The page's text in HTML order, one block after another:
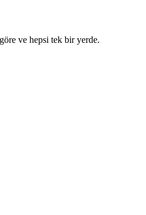
ve hepsi tek bir yerde.